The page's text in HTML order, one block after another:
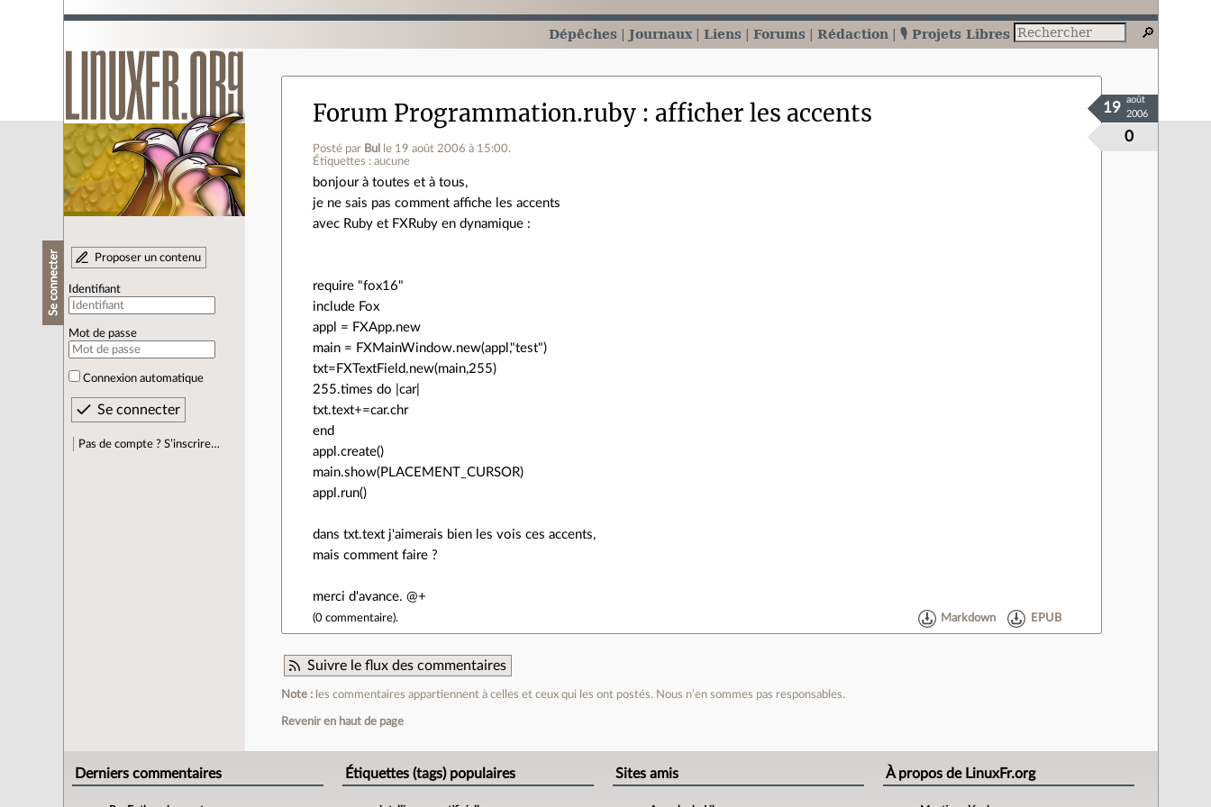
Dépêches Journaux Liens Forums Rédaction 🎙️ Projets Libres
Se connecter Proposer un contenu
Identifiant
Mot de passe
Connexion automatique
Pas de compte ? S’inscrire…
Forum Programmation.ruby afficher les accents
Posté par Bul le 19 août 2006 à 15:00.
Étiquettes : aucune
0
19
août
2006
bonjour à toutes et à tous,
je ne sais pas comment affiche les accents
avec Ruby et FXRuby en dynamique :
require "fox16"
include Fox
appl = FXApp.new
main = FXMainWindow.new(appl,"test")
txt=FXTextField.new(main,255)
255.times do |car|
txt.text+=car.chr
end
appl.create()
main.show(PLACEMENT_CURSOR)
appl.run()
dans txt.text j'aimerais bien les vois ces accents,
mais comment faire ?
merci d'avance. @+
(0 commentaire). Markdown EPUB
Suivre le flux des commentaires
Note : les commentaires appartiennent à celles et ceux qui les ont postés. Nous n’en sommes pas responsables.
Revenir en haut de page
Derniers commentaires Étiquettes (tags) populaires Sites amis À propos de LinuxFr.org